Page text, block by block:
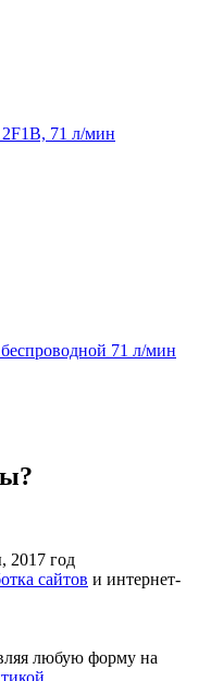
71 л/мин
71 л/мин
год
сайтов и интернет-
любую форму на